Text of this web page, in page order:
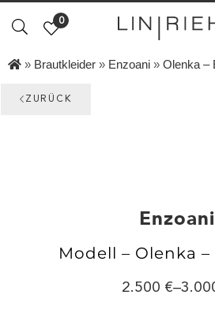
0
» Brautkleider » Enzoani » Olenka –
ZURÜCK
Enzoani
Modell – Olenka –
2.500 –